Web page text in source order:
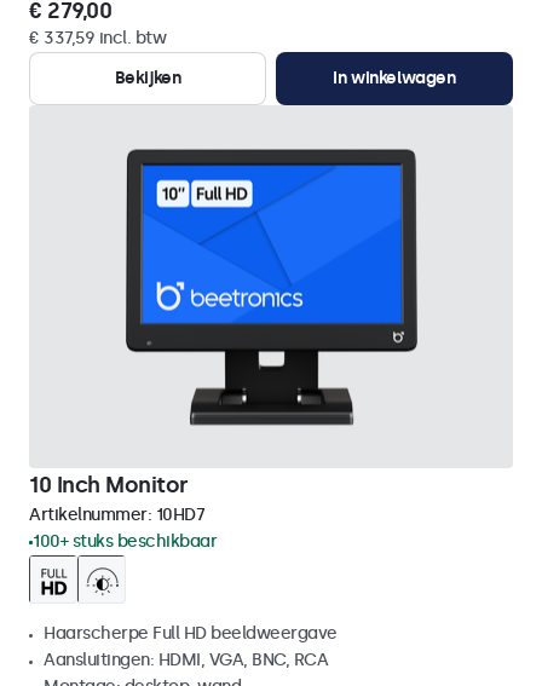
€ 279,00
€ 337,59 incl. btw
Bekijken
In winkelwagen
10 Inch Monitor
Artikelnummer: 10HD7
100+ stuks beschikbaar
Haarscherpe Full HD beeldweergave
Aansluitingen: HDMI, VGA, BNC, RCA